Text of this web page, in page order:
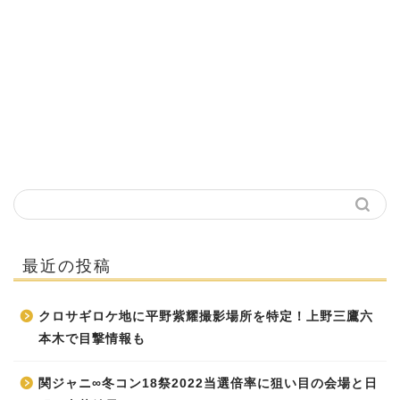
最近の投稿
クロサギロケ地に平野紫耀撮影場所を特定！上野三鷹六
本木で目撃情報も
関ジャニ∞冬コン18祭2022当選倍率に狙い目の会場と日